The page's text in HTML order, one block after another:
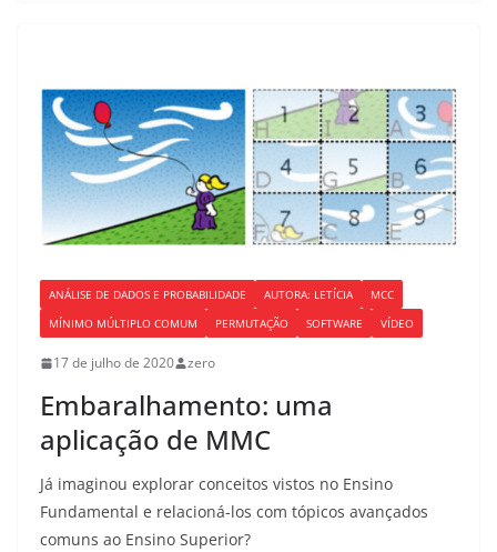
o
o
k
o
n
ANÁLISE DE DADOS E PROBABILIDADE AUTORA: LETÍCIA
MCC
MÍNIMO MÚLTIPLO COMUM
PERMUTAÇÃO SOFTWARE VÍDEO
17 de julho de 2020 zero
Embaralhamento: uma
aplicação de MMC
Já imaginou explorar conceitos vistos no Ensino
Fundamental e relacioná-los com tópicos avançados
comuns ao Ensino Superior?